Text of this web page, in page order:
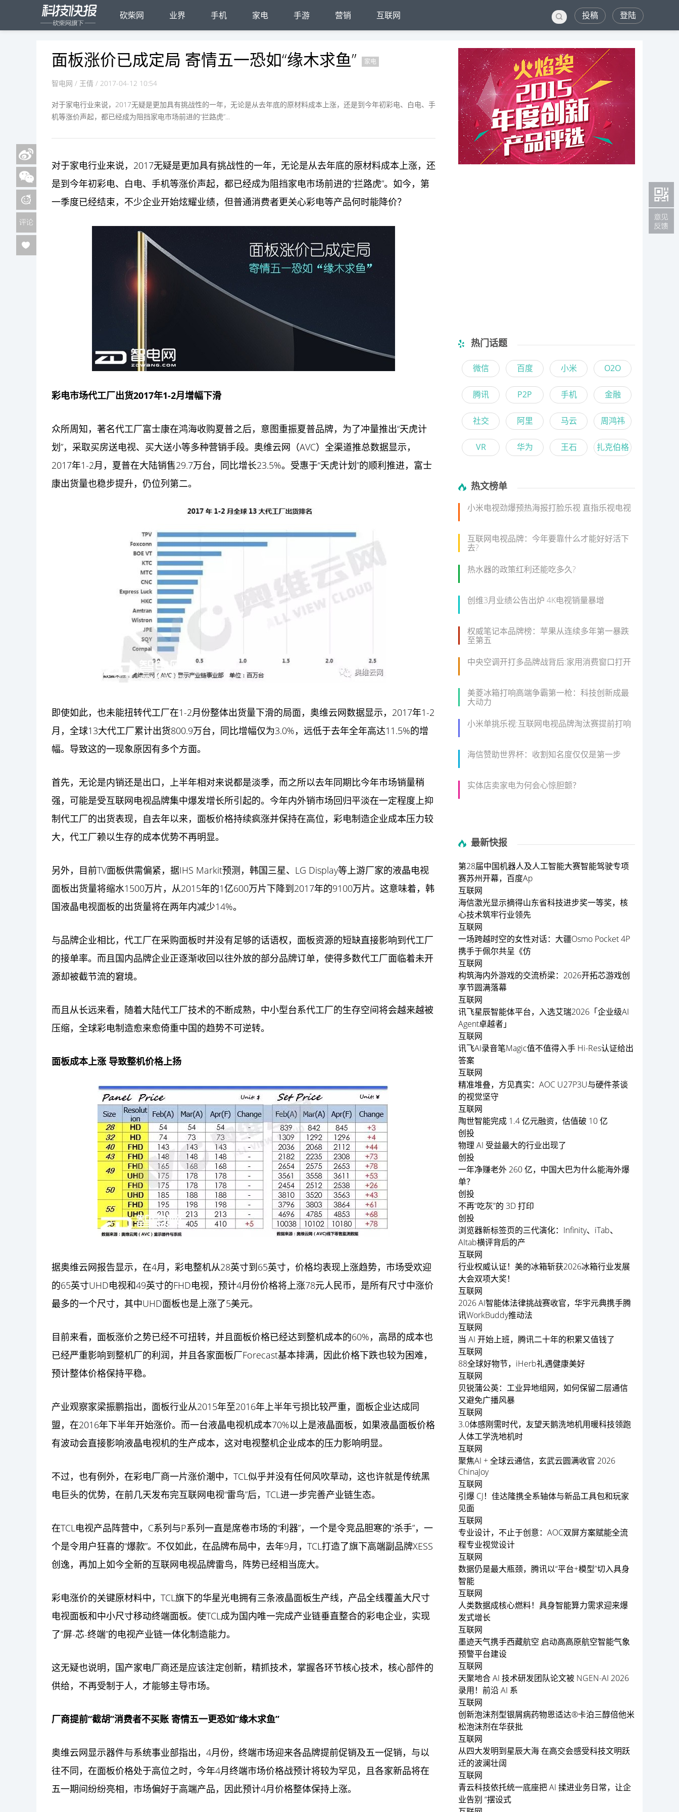
砍柴网 业界 手机 家电 手游 营销 互联网 登陆
投稿
面板涨价已成定局 寄情五一恐如“缘木求鱼” 家电
智电网 / 王倩 / 2017-04-12 10:54
对于家电行业来说，2017无疑是更加具有挑战性的一年，无论是从去年底的原材料成本上涨，还是到今年初彩电、白电、手
机等涨价声起，都已经成为阻挡家电市场前进的“拦路虎”...
对于家电行业来说，2017无疑是更加具有挑战性的一年，无论是从去年底的原材料成本上涨，还
是到今年初彩电、白电、 手机等涨价声起，都已经成为阻挡家电市场前进的“拦路虎”。如今，第
一季度已经结束，不少企业开始炫耀业绩，但普通消费者更关心彩电等产品何时能降价？
彩电市场代工厂出货2017年1-2月增幅下滑
众所周知，著名代工厂富士康在鸿海收购夏普之后，意图重振夏普品牌，为了冲量推出“天虎计
划”，采取买房送电视、买大送小等多种营销手段。奥维云网（AVC）全渠道推总数据显示，
2017年1-2月，夏普在大陆销售29.7万台，同比增长23.5%。受惠于“天虎计划”的顺利推进，富士
康出货量也稳步提升，仍位列第二。
即使如此，也未能扭转代工厂在1-2月份整体出货量下滑的局面，奥维云网数据显示，2017年1-2
月，全球13大代工厂累计出货800.9万台，同比增幅仅为3.0%，远低于去年全年高达11.5%的增
幅。导致这的一现象原因有多个方面。
首先，无论是内销还是出口，上半年相对来说都是淡季，而之所以去年同期比今年市场销量稍
强，可能是受互联网电视品牌集中爆发增长所引起的。今年内外销市场回归平淡在一定程度上抑
制代工厂的出货表现，自去年以来，面板价格持续疯涨并保持在高位，彩电制造企业成本压力较
大，代工厂赖以生存的成本优势不再明显。
另外，目前TV面板供需偏紧，据IHS Markit预测，韩国三星、LG Display等上游厂家的液晶电视
面板出货量将缩水1500万片，从2015年的1亿600万片下降到2017年的9100万片。这意味着，韩
国液晶电视面板的出货量将在两年内减少14%。
与品牌企业相比，代工厂在采购面板时并没有足够的话语权，面板资源的短缺直接影响到代工厂
的接单率。而且国内品牌企业正逐渐收回以往外放的部分品牌订单，使得多数代工厂面临着未开
源却被截节流的窘境。
而且从长远来看，随着大陆代工厂技术的不断成熟，中小型台系代工厂的生存空间将会越来越被
压缩，全球彩电制造愈来愈倚重中国的趋势不可逆转。
面板成本上涨 导致整机价格上扬
据奥维云网报告显示，在4月，彩电整机从28英寸到65英寸，价格均表现上涨趋势，市场受欢迎
的65英寸UHD电视和49英寸的FHD电视，预计4月份价格将上涨78元人民币，是所有尺寸中涨价
最多的一个尺寸，其中UHD面板也是上涨了5美元。
目前来看，面板涨价之势已经不可扭转，并且面板价格已经达到整机成本的60%，高昂的成本也
已经严重影响到整机厂的利润，并且各家面板厂Forecast基本排满，因此价格下跌也较为困难，
预计整体价格保持平稳。
产业观察家梁振鹏指出，面板行业从2015年至2016年上半年亏损比较严重，面板企业达成同
盟，在2016年下半年开始涨价。而一台液晶电视机成本70%以上是液晶面板，如果液晶面板价格
有波动会直接影响液晶电视机的生产成本，这对电视整机企业成本的压力影响明显。
不过，也有例外，在彩电厂商一片涨价潮中，TCL似乎并没有任何风吹草动，这也许就是传统黑
电巨头的优势，在前几天发布完互联网电视“雷鸟”后，TCL进一步完善产业链生态。
在TCL电视产品阵营中，C系列与P系列一直是席卷市场的“利器”，一个是令竞品胆寒的“杀手”，一
个是令用户狂喜的“爆款”。不仅如此，在品牌布局中，去年9月，TCL打造了旗下高端副品牌XESS
创逸，再加上如今全新的互联网电视品牌雷鸟，阵势已经相当庞大。
彩电涨价的关键原材料中，TCL旗下的华星光电拥有三条液晶面板生产线，产品全线覆盖大尺寸
电视面板和中小尺寸移动终端面板。使TCL成为国内唯一完成产业链垂直整合的彩电企业，实现
了“屏-芯-终端”的电视产业链一体化制造能力。
这无疑也说明，国产家电厂商还是应该注定创新，精抓技术，掌握各环节核心技术，核心部件的
供给，不再受制于人，才能够主导市场。
厂商提前“截胡”消费者不买账 寄情五一更恐如“缘木求鱼”
奥维云网显示器件与系统事业部指出，4月份，终端市场迎来各品牌提前促销及五一促销，与以
往不同，在面板价格处于高位之时，今年4月终端市场价格战预计将较为罕见，且各家新品将在
五一期间纷纷亮相，市场偏好于高端产品，因此预计4月价格整体保持上涨。
热门话题
微信 百度 小米 O2O
腾讯 P2P 手机 金融
社交 阿里 马云 周鸿祎
VR 华为 王石 扎克伯格
热文榜单
小米电视劲爆预热海报打脸乐视 直指乐视电视
互联网电视品牌：今年要靠什么才能好好活下
去?
热水器的政策红利还能吃多久?
创维3月业绩公告出炉 4K电视销量暴增
权威笔记本品牌榜：苹果从连续多年第一暴跌
至第五
中央空调开打多品牌战背后:家用消费窗口打开
美菱冰箱打响高端争霸第一枪：科技创新成最
大动力
小米单挑乐视:互联网电视品牌淘汰赛提前打响
海信赞助世界杯：收割知名度仅仅是第一步
实体店卖家电为何会心惊胆颤？
最新快报
第28届中国机器人及人工智能大赛智能驾驶专项
赛苏州开幕，百度Ap
互联网
海信激光显示摘得山东省科技进步奖一等奖，核
心技术筑牢行业领先
互联网
一场跨越时空的女性对话：大疆Osmo Pocket 4P
携手于佩尔共呈《仿
互联网
构筑海内外游戏的交流桥梁：2026开拓芯游戏创
享节圆满落幕
互联网
讯飞星辰智能体平台，入选艾瑞2026「企业级AI
Agent卓越者」
互联网
讯飞AI录音笔Magic值不值得入手 Hi-Res认证给出
答案
互联网
精准堆叠，方见真实：AOC U27P3U与硬件茶谈
的视觉坚守
互联网
陶世智能完成 1.4 亿元融资，估值破 10 亿
创投
物理 AI 受益最大的行业出现了
创投
一年净赚老外 260 亿，中国大巴为什么能海外爆
单？
创投
不再“吃灰”的 3D 打印
创投
浏览器新标签页的三代演化：Infinity、iTab、
AItab横评背后的产
互联网
行业权威认证！美的冰箱斩获2026冰箱行业发展
大会双项大奖！
互联网
2026 AI智能体法律挑战赛收官，华宇元典携手腾
讯WorkBuddy推动法
互联网
当 AI 开始上班，腾讯二十年的积累又值钱了
互联网
88全球好物节，iHerb礼遇健康美好
互联网
贝锐蒲公英：工业异地组网，如何保留二层通信
又避免广播风暴
互联网
3.0体感刚需时代，友望天鹅洗地机用暖科技领跑
人体工学洗地机时
互联网
聚焦AI + 全球云通信，玄武云圆满收官 2026
ChinaJoy
互联网
引爆 CJ！佳达隆携全系轴体与新品工具包和玩家
见面
互联网
专业设计，不止于创意：AOC双屏方案赋能全流
程专业视觉设计
互联网
数据仍是最大瓶颈，腾讯以“平台+模型”切入具身
智能
互联网
人类数据成核心燃料！具身智能算力需求迎来爆
发式增长
互联网
墨迹天气携手西藏航空 启动高高原航空智能气象
预警平台建设
互联网
天聚地合 AI 技术研发团队论文被 NGEN-AI 2026
录用！前沿 AI 系
互联网
创新泡沫剂型银屑病药物恩适达®卡泊三醇倍他米
松泡沫剂在华获批
互联网
从四大发明到星辰大海 在高交会感受科技文明跃
迁的波澜壮阔
互联网
青云科技依托统一底座把 AI 揉进业务日常，让企
业告别 “摆设式